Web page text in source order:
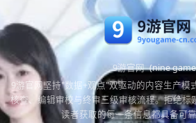
9游官网 (nine
9游官网坚持"数据+观点"双驱动的内容生产模
核查、编辑审校与终审三级审核流程。拒绝标
读者获取的每一条信息都具备可靠